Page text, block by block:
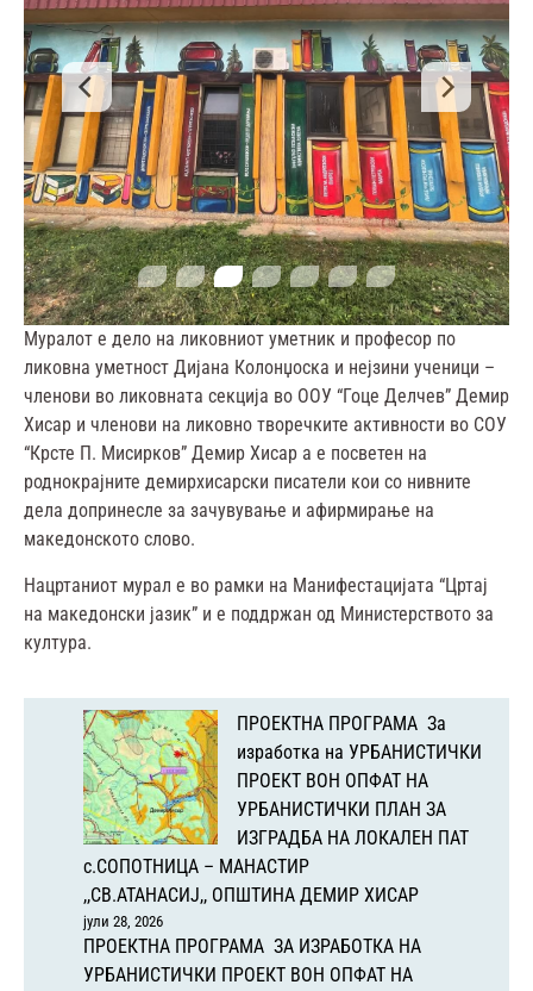
Муралот е дело на ликовниот уметник и професор по
ликовна уметност Дијана Колонџоска и нејзини ученици –
членови во ликовната секција во ООУ “Гоце Делчев” Демир
Хисар и членови на ликовно творечките активности во СОУ
“Крсте П. Мисирков” Демир Хисар а е посветен на
роднокрајните демирхисарски писатели кои со нивните
дела допринесле за зачувување и афирмирање на
македонското слово.
Нацртаниот мурал е во рамки на Манифестацијата “Цртај
на македонски јазик” и е поддржан од Министерството за
култура.
ПРОЕКТНА ПРОГРАМА За
изработка на УРБАНИСТИЧКИ
ПРОЕКТ ВОН ОПФАТ НА
УРБАНИСТИЧКИ ПЛАН ЗА
ИЗГРАДБА НА ЛОКАЛЕН ПАТ
с.СОПОТНИЦА – МАНАСТИР
,,СВ.АТАНАСИЈ,, ОПШТИНА ДЕМИР ХИСАР
јули 28, 2026
ПРОЕКТНА ПРОГРАМА ЗА ИЗРАБОТКА НА
УРБАНИСТИЧКИ ПРОЕКТ ВОН ОПФАТ НА